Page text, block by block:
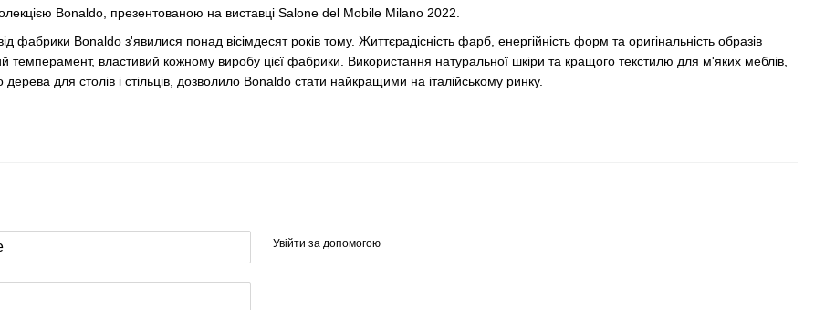
Bonaldo, презентованою на виставці Salone del Mobile Milano 2022.
від фабрики Bonaldo з'явилися понад вісімдесят років тому. Життєрадісність фарб, енергійність форм та оригінальність образів
темперамент, властивий кожному виробу цієї фабрики. Використання натуральної шкіри та кращого текстилю для м'яких меблів,
дерева для столів і стільців, дозволило Bonaldo стати найкращими на італійському ринку.
Увійти за допомогою